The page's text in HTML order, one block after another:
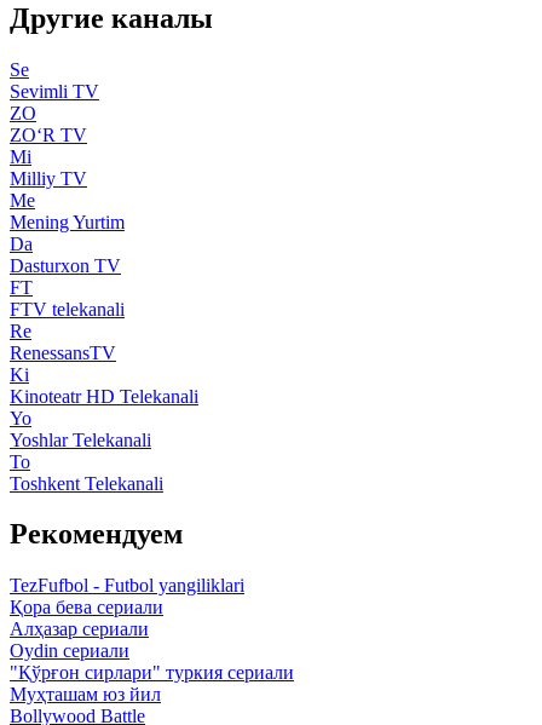
Другие каналы
Se
Sevimli TV
ZO
ZO‘R TV
Mi
Milliy TV
Me
Mening Yurtim
Da
Dasturxon TV
FT
FTV telekanali
Re
RenessansTV
Ki
Kinoteatr HD Telekanali
Yo
Yoshlar Telekanali
To
Toshkent Telekanali
Рекомендуем
TezFufbol - Futbol yangiliklari
Қора бева сериали
Алҳазар сериали
Oydin сериали
"Қўрғон сирлари" туркия сериали
Муҳташам юз йил
Bollywood Battle